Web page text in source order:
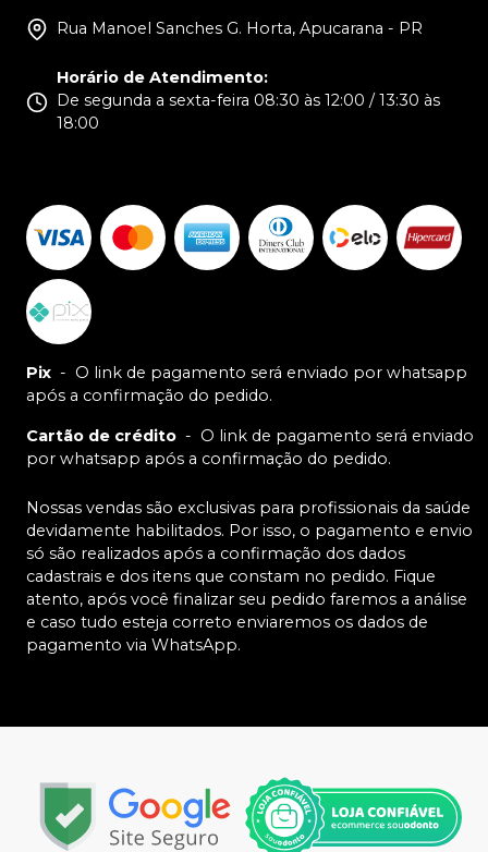
Rua Manoel Sanches G. Horta, Apucarana - PR
Horário de Atendimento:
De segunda a sexta-feira 08:30 às 12:00 / 13:30 às
18:00
Pix - O link de pagamento será enviado por whatsapp
após a confirmação do pedido.
Cartão de crédito - O link de pagamento será enviado
por whatsapp após a confirmação do pedido.
Nossas vendas são exclusivas para profissionais da saúde
devidamente habilitados. Por isso, o pagamento e envio
só são realizados após a confirmação dos dados
cadastrais e dos itens que constam no pedido. Fique
atento, após você finalizar seu pedido faremos a análise
e caso tudo esteja correto enviaremos os dados de
pagamento via WhatsApp.